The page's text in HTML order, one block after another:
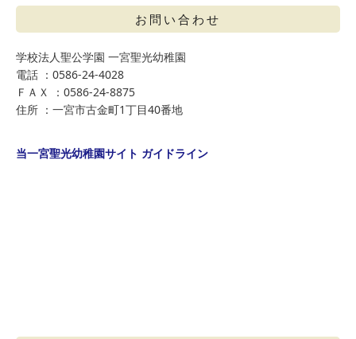
お問い合わせ
学校法人聖公学園 一宮聖光幼稚園
電話 ：0586-24-4028
ＦＡＸ ：0586-24-8875
住所 ：一宮市古金町1丁目40番地
当一宮聖光幼稚園サイト ガイドライン